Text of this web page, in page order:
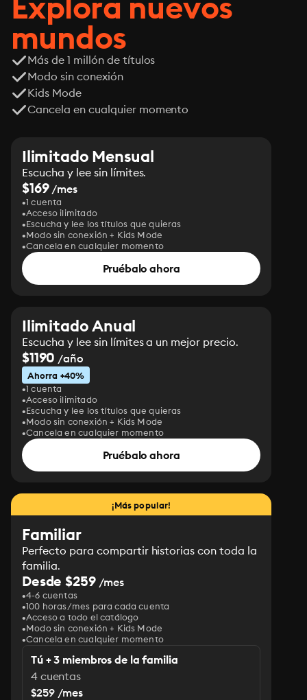
mundos
Más de 1 millón de títulos
Modo sin conexión
Kids Mode
Cancela en cualquier momento
Ilimitado Mensual
Escucha y lee sin límites.
$169/mes
1 cuenta
Acceso ilimitado
Escucha y lee los títulos que quieras
Modo sin conexión + Kids Mode
Cancela en cualquier momento
Pruébalo ahora
Ilimitado Anual
Escucha y lee sin límites a un mejor precio.
$1190 /año
Ahorra +40%
1 cuenta
Acceso ilimitado
Escucha y lee los títulos que quieras
Modo sin conexión + Kids Mode
Cancela en cualquier momento
Pruébalo ahora
¡Más popular!
Familiar
Perfecto para compartir historias con toda la
familia.
Desde $259/mes
4-6 cuentas
100 horas/mes para cada cuenta
Acceso a todo el catálogo
Modo sin conexión + Kids Mode
Cancela en cualquier momento
Tú + 3 miembros de la familia
4 cuentas
$259 /mes